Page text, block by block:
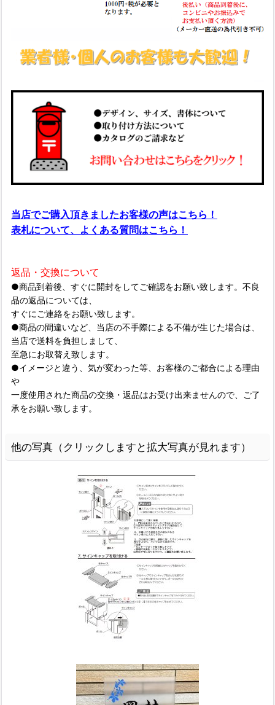
当店でご購入頂きましたお客様の声はこちら！
表札について、よくある質問はこちら！
返品・交換について
●商品到着後、すぐに開封をしてご確認をお願い致します。不良
品の返品については、
すぐにご連絡をお願い致します。
●商品の間違いなど、当店の不手際による不備が生じた場合は、
当店で送料を負担しまして、
至急にお取替え致します。
●イメージと違う、気が変わった等、お客様のご都合による理由
や
一度使用された商品の交換・返品はお受け出来ませんので、ご了
承をお願い致します。
他の写真（クリックしますと拡大写真が見れます）